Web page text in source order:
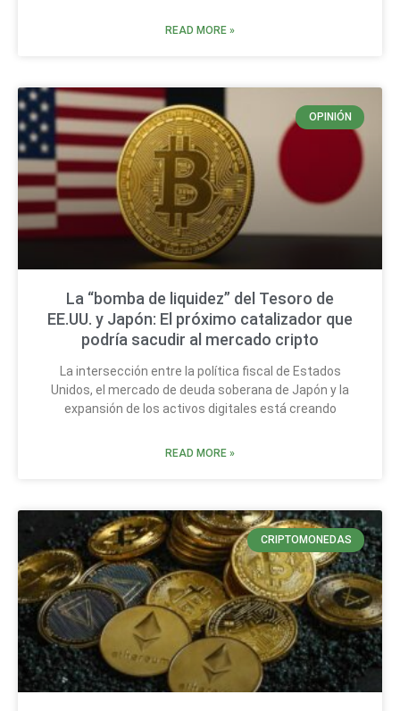
READ MORE »
OPINIÓN
La “bomba de liquidez” del Tesoro de
EE.UU. y Japón: El próximo catalizador que
podría sacudir al mercado cripto
La intersección entre la política fiscal de Estados
Unidos, el mercado de deuda soberana de Japón y la
expansión de los activos digitales está creando
READ MORE »
CRIPTOMONEDAS